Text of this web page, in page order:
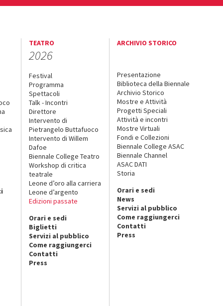
TEATRO
2026
Festival
Programma
Spettacoli
Talk - Incontri
Direttore
Intervento di
Pietrangelo Buttafuoco
Intervento di Willem
Dafoe
Biennale College Teatro
Workshop di critica
teatrale
Leone d’oro alla carriera
Leone d’argento
Edizioni passate
Orari e sedi
Biglietti
Servizi al pubblico
Come raggiungerci
Contatti
Press
ARCHIVIO STORICO
Presentazione
Biblioteca della Biennale
Archivio Storico
Mostre e Attività
Progetti Speciali
Attività e incontri
Mostre Virtuali
Fondi e Collezioni
Biennale College ASAC
Biennale Channel
ASAC DATI
Storia
Orari e sedi
News
Servizi al pubblico
Come raggiungerci
Contatti
Press